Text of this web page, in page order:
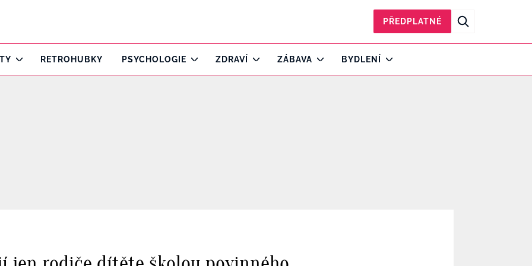
PŘEDPLATNÉ
RETROHUBKY PSYCHOLOGIE ZDRAVÍ ZÁBAVA BYDLENÍ